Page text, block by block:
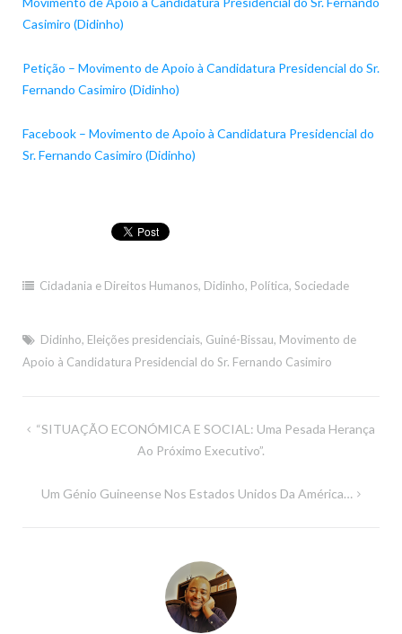
Casimiro (Didinho)
Petição – Movimento de Apoio à Candidatura Presidencial do Sr.
Fernando Casimiro (Didinho)
Facebook – Movimento de Apoio à Candidatura Presidencial do
Sr. Fernando Casimiro (Didinho)
Cidadania e Direitos Humanos, Didinho, Política, Sociedade
Didinho, Eleições presidenciais, Guiné-Bissau, Movimento de
Apoio à Candidatura Presidencial do Sr. Fernando Casimiro
Navegação
“SITUAÇÃO ECONÓMICA E SOCIAL: Uma Pesada Herança
Ao Próximo Executivo”.
Um Génio Guineense Nos Estados Unidos Da América…